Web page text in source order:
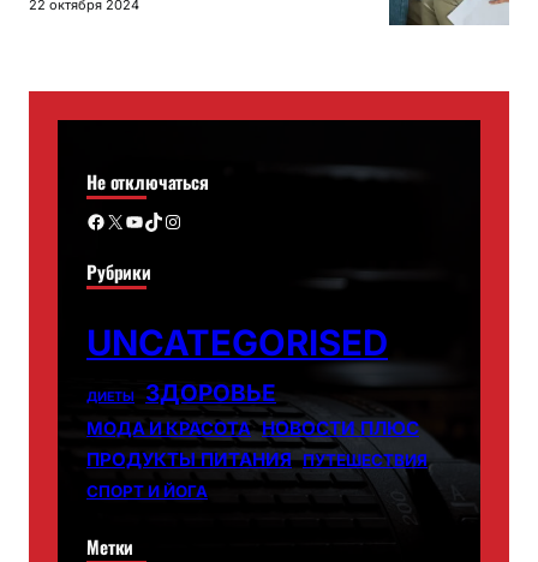
22 октября 2024
Не отключаться
Facebook X YouTube TikTok Instagram
Рубрики
UNCATEGORISED
ДИЕТЫ ЗДОРОВЬЕ
МОДА И КРАСОТА НОВОСТИ ПЛЮС
ПРОДУКТЫ ПИТАНИЯ ПУТЕШЕСТВИЯ
СПОРТ И ЙОГА
Метки